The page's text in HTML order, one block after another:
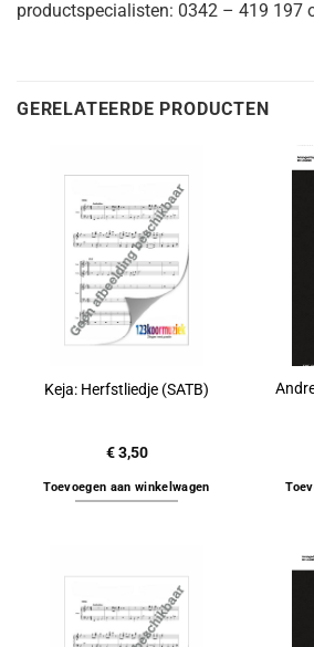
productspecialisten: 0342 – 419 197
GERELATEERDE PRODUCTEN
Keja: Herfstliedje (SATB)
€3,50
Toevoegen aan winkelwagen